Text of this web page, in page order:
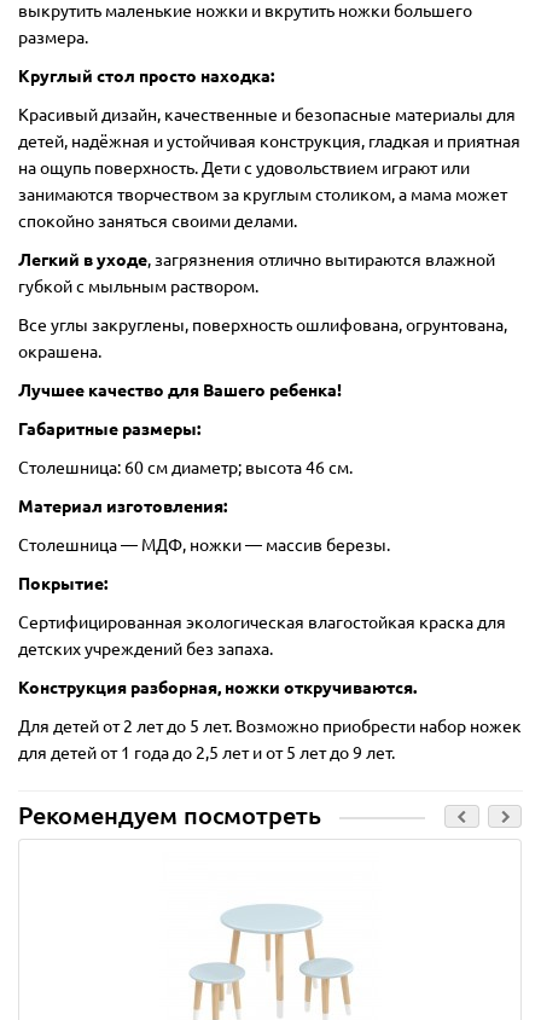
выкрутить маленькие ножки и вкрутить ножки большего
размера.
Круглый стол просто находка:
Красивый дизайн, качественные и безопасные материалы для
детей, надёжная и устойчивая конструкция, гладкая и приятная
на ощупь поверхность. Дети с удовольствием играют или
занимаются творчеством за круглым столиком, а мама может
спокойно заняться своими делами.
Легкий в уходе, загрязнения отлично вытираются влажной
губкой с мыльным раствором.
Все углы закруглены, поверхность ошлифована, огрунтована,
окрашена.
Лучшее качество для Вашего ребенка!
Габаритные размеры:
Столешница: 60 см диаметр; высота 46 см.
Материал изготовления:
Столешница — МДФ, ножки — массив березы.
Покрытие:
Сертифицированная экологическая влагостойкая краска для
детских учреждений без запаха.
Конструкция разборная, ножки откручиваются.
Для детей от 2 лет до 5 лет. Возможно приобрести набор ножек
для детей от 1 года до 2,5 лет и от 5 лет до 9 лет.
Рекомендуем посмотреть